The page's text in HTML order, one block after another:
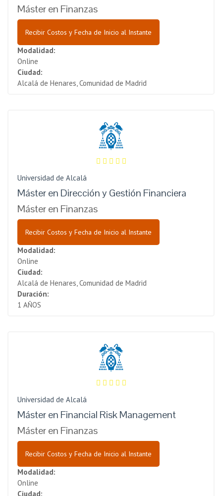
Máster en Finanzas
Recibir Costos y Fecha de Inicio al Instante
Modalidad:
Online
Ciudad:
Alcalá de Henares, Comunidad de Madrid
Universidad de Alcalá
Máster en Dirección y Gestión Financiera
Máster en Finanzas
Recibir Costos y Fecha de Inicio al Instante
Modalidad:
Online
Ciudad:
Alcalá de Henares, Comunidad de Madrid
Duración:
1 AÑOS
Universidad de Alcalá
Máster en Financial Risk Management
Máster en Finanzas
Recibir Costos y Fecha de Inicio al Instante
Modalidad:
Online
Ciudad: